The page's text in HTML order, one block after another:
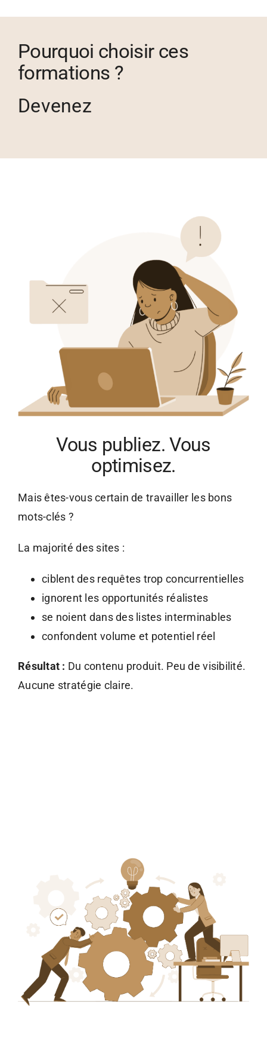
Pourquoi choisir ces
formations ?
Devenez
Vous publiez. Vous
optimisez.
Mais êtes-vous certain de travailler les bons
mots-clés ?
La majorité des sites :
ciblent des requêtes trop concurrentielles
ignorent les opportunités réalistes
se noient dans des listes interminables
confondent volume et potentiel réel
Résultat : Du contenu produit. Peu de visibilité.
Aucune stratégie claire.